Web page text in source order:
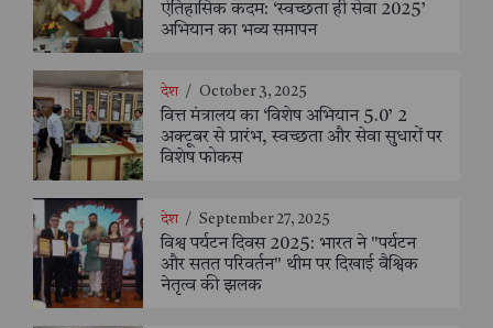
ऐतिहासिक कदम: ‘स्वच्छता ही सेवा 2025’
अभियान का भव्य समापन
देश / October 3, 2025
वित्त मंत्रालय का ‘विशेष अभियान 5.0’ 2
अक्टूबर से प्रारंभ, स्वच्छता और सेवा सुधारों पर
विशेष फोकस
देश / September 27, 2025
विश्व पर्यटन दिवस 2025: भारत ने "पर्यटन
और सतत परिवर्तन" थीम पर दिखाई वैश्विक
नेतृत्व की झलक